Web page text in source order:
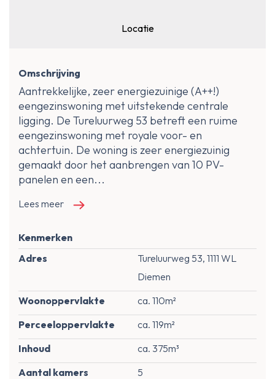
Locatie
Omschrijving
Aantrekkelijke, zeer energiezuinige (A++!)
eengezinswoning met uitstekende centrale
ligging. De Tureluurweg 53 betreft een ruime
eengezinswoning met royale voor- en
achtertuin. De woning is zeer energiezuinig
gemaakt door het aanbrengen van 10 PV-
panelen en een...
Lees meer
Kenmerken
Adres
Tureluurweg 53, 1111 WL
Diemen
Woonoppervlakte
ca. 110m²
Perceeloppervlakte
ca. 119m²
Inhoud
ca. 375m³
Aantal kamers
5